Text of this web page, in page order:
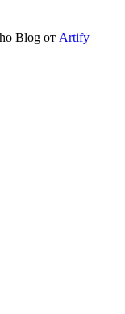
Blog от Artify